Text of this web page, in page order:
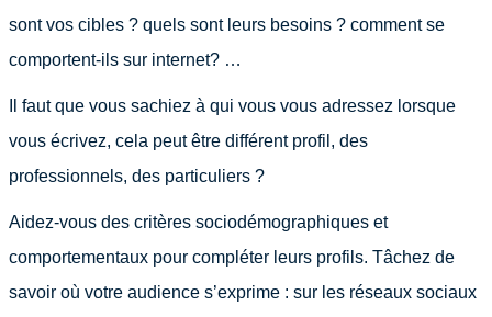
sont vos cibles ? quels sont leurs besoins ? comment se
comportent-ils sur internet? …
Il faut que vous sachiez à qui vous vous adressez lorsque
vous écrivez, cela peut être différent profil, des
professionnels, des particuliers ?
Aidez-vous des critères sociodémographiques et
comportementaux pour compléter leurs profils. Tâchez de
savoir où votre audience s’exprime : sur les réseaux sociaux